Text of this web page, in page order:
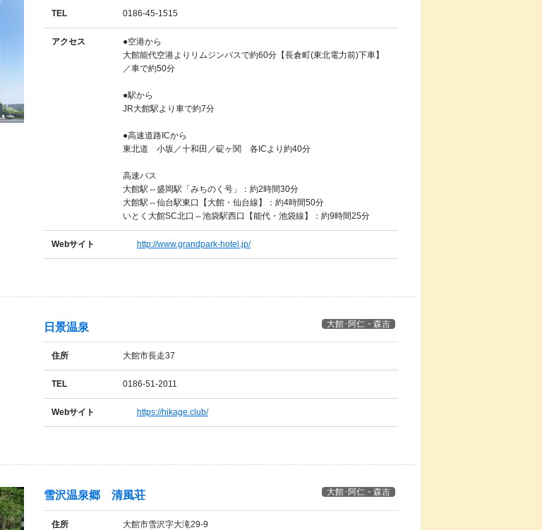
TEL 0186-45-1515
アクセス
●空港から
大館能代空港よりリムジンバスで約60分【長倉町(東北電力前)下車】
／車で約50分
●駅から
JR大館駅より車で約7分
●高速道路ICから
東北道 小坂／十和田／碇ヶ関 各ICより約40分
高速バス
大館駅⇔盛岡駅「みちのく号」：約2時間30分
大館駅⇔仙台駅東口【大館・仙台線】：約4時間50分
いとく大館SC北口⇔池袋駅西口【能代・池袋線】：約9時間25分
Webサイト http://www.grandpark-hotel.jp/
大館･阿仁・森吉
日景温泉
住所 大館市長走37
TEL 0186-51-2011
Webサイト https://hikage.club/
大館･阿仁・森吉
雪沢温泉郷 清風荘
住所 大館市雪沢字大滝29-9